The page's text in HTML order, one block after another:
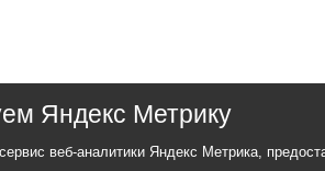
Яндекс Метрику
сервис веб-аналитики Яндекс Метрика,